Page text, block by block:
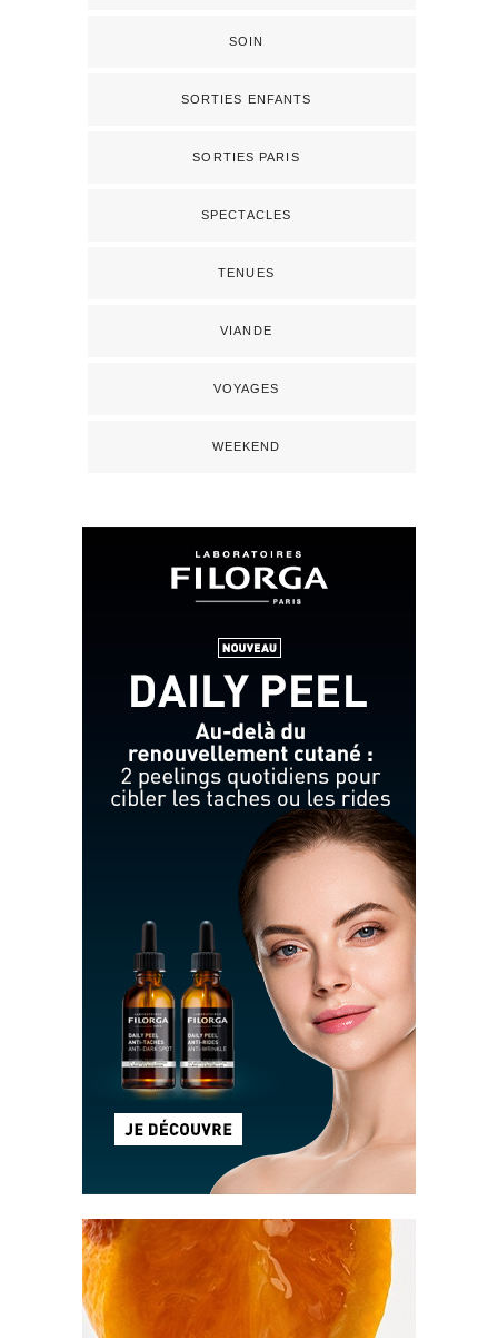
SOIN
SORTIES ENFANTS
SORTIES PARIS
SPECTACLES
TENUES
VIANDE
VOYAGES
WEEKEND